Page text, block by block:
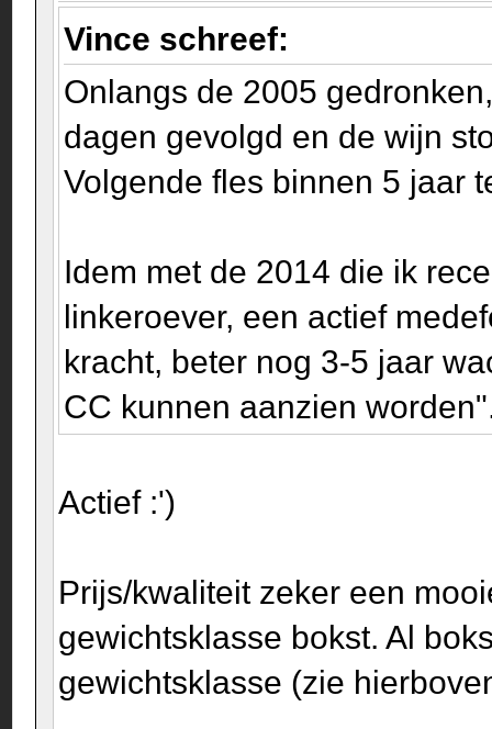
Vince schreef:
Onlangs de 2005
dagen gevolgd en de wijn
Volgende fles binnen 5 jaar
Idem met de 2014 die ik
linkeroever, een actief
kracht, beter nog 3-5 jaar
CC kunnen aanzien
Actief :')
Prijs/kwaliteit zeker een
gewichtsklasse bokst. Al
gewichtsklasse (zie